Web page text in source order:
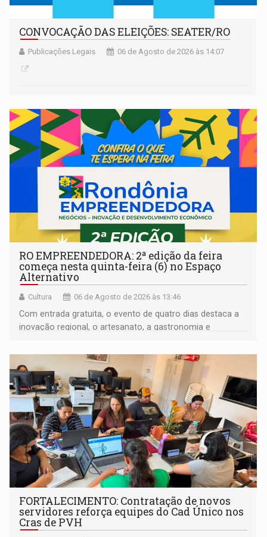
CONVOCAÇÃO DAS ELEIÇÕES: SEATER/RO
Publicações Legais 06 de Agosto de 2026 às 14:07
RO EMPREENDEDORA: 2ª edição da feira
começa nesta quinta-feira (6) no Espaço
Alternativo
Cultura 06 de Agosto de 2026 às 13:46
Com entrada gratuita, o evento de quatro dias destaca a
inovação regional, o artesanato, a gastronomia e
FORTALECIMENTO: Contratação de novos
servidores reforça equipes do Cad Único nos
Cras de PVH